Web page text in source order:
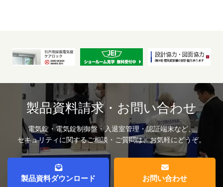
製品資料請求・お問い合わせ
電気錠・電気錠制御盤・入退室管理・認証端末など、
セキュリティに関するご相談・ご質問は、お気軽にどうぞ。
製品資料ダウンロード お問い合わせ